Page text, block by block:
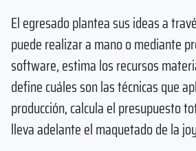
El egresado plantea sus ideas a
puede realizar a mano o mediante
software, estima los recursos
define cuáles son las técnicas que
producción, calcula el presupuesto
lleva adelante el maquetado de la